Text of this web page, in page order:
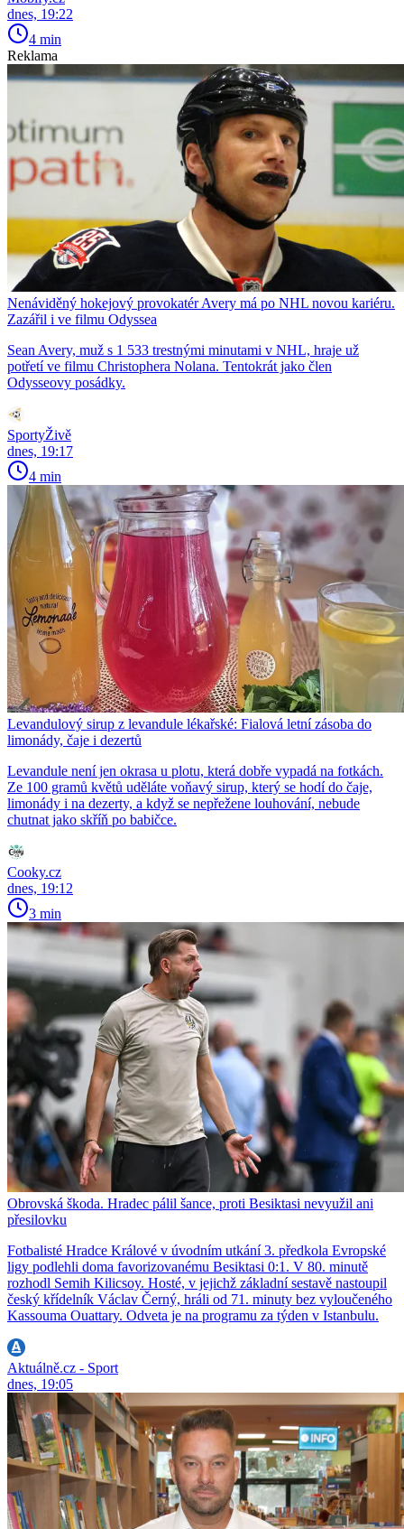
dnes, 19:22
4 min
Reklama
Nenáviděný hokejový provokatér Avery má po NHL novou kariéru.
Zazářil i ve filmu Odyssea
Sean Avery, muž s 1 533 trestnými minutami v NHL, hraje už
potřetí ve filmu Christophera Nolana. Tentokrát jako člen
Odysseovy posádky.
SportyŽivě
dnes, 19:17
4 min
Levandulový sirup z levandule lékařské: Fialová letní zásoba do
limonády, čaje i dezertů
Levandule není jen okrasa u plotu, která dobře vypadá na fotkách.
Ze 100 gramů květů uděláte voňavý sirup, který se hodí do čaje,
limonády i na dezerty, a když se nepřežene louhování, nebude
chutnat jako skříň po babičce.
Cooky.cz
dnes, 19:12
3 min
Obrovská škoda. Hradec pálil šance, proti Besiktasi nevyužil ani
přesilovku
Fotbalisté Hradce Králové v úvodním utkání 3. předkola Evropské
ligy podlehli doma favorizovanému Besiktasi 0:1. V 80. minutě
rozhodl Semih Kilicsoy. Hosté, v jejichž základní sestavě nastoupil
český křídelník Václav Černý, hráli od 71. minuty bez vyloučeného
Kassouma Ouattary. Odveta je na programu za týden v Istanbulu.
Aktuálně.cz - Sport
dnes, 19:05